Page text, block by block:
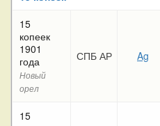
15
копеек
1901
года
Новый
орел
СПБ АР Ag
15